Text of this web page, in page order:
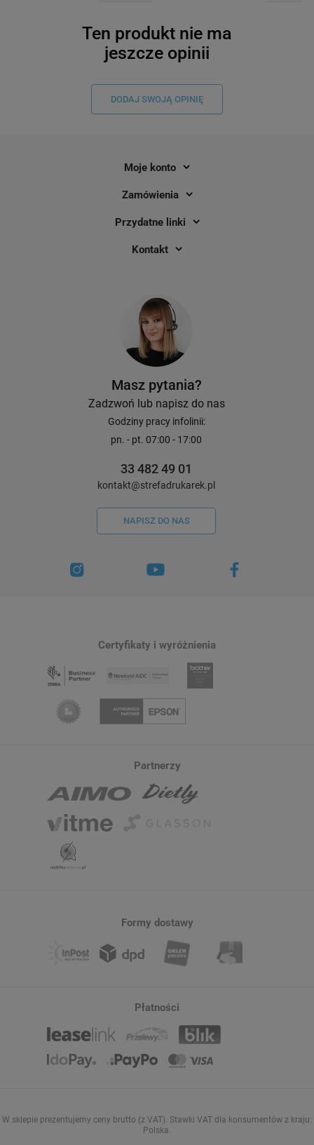
Ten produkt nie ma
jeszcze opinii
DODAJ SWOJĄ OPINIĘ
Moje konto
Zamówienia
Przydatne linki
Kontakt
Masz pytania?
Zadzwoń lub napisz do nas
Godziny pracy infolinii:
pn. - pt. 07:00 - 17:00
33 482 49 01
kontakt@strefadrukarek.pl
NAPISZ DO NAS
Certyfikaty i wyróżnienia
Partnerzy
Formy dostawy
Płatności
W sklepie prezentujemy ceny brutto (z VAT). Stawki VAT dla konsumentów z kraju:
Polska.